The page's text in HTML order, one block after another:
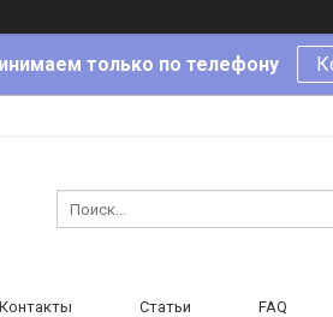
только по телефону
Контакты Статьи FAQ